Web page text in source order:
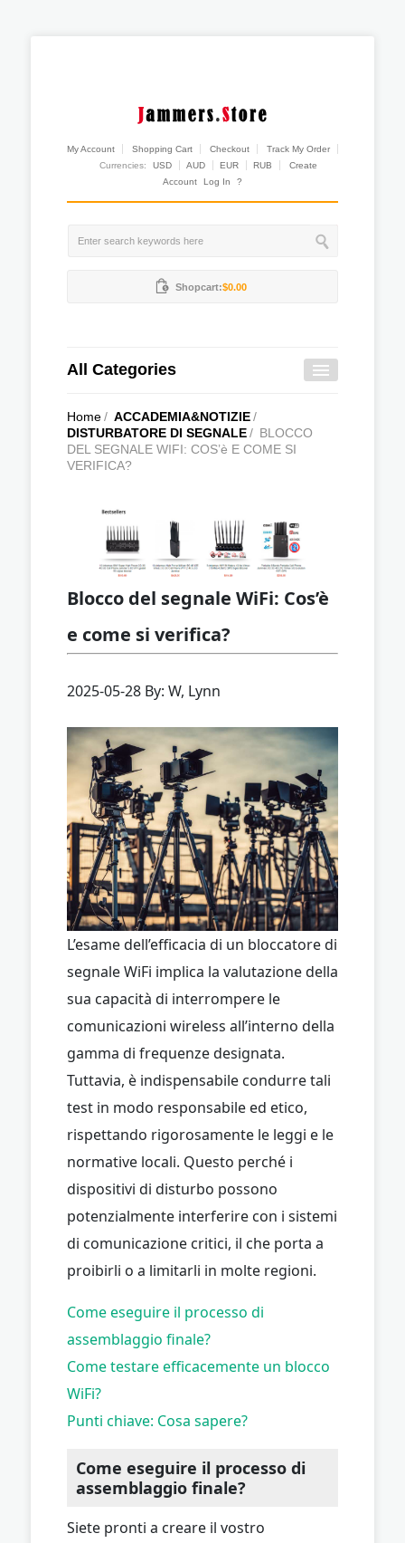
My Account Shopping Cart Checkout
Track My Order
Currencies:
USD AUD EUR RUB
Create
Account
Log In ?
Shopcart:$0.00
All Categories
Home/ ACCADEMIA&NOTIZIE/
DISTURBATORE DI SEGNALE/ BLOCCO
DEL SEGNALE WIFI: COS’è E COME SI
VERIFICA?
Blocco del segnale WiFi: Cos’è
e come si verifica?
2025-05-28 By: W, Lynn
L’esame dell’efficacia di un bloccatore di
segnale WiFi implica la valutazione della
sua capacità di interrompere le
comunicazioni wireless all’interno della
gamma di frequenze designata.
Tuttavia, è indispensabile condurre tali
test in modo responsabile ed etico,
rispettando rigorosamente le leggi e le
normative locali. Questo perché i
dispositivi di disturbo possono
potenzialmente interferire con i sistemi
di comunicazione critici, il che porta a
proibirli o a limitarli in molte regioni.
Come eseguire il processo di
assemblaggio finale?
Come testare efficacemente un blocco
WiFi?
Punti chiave: Cosa sapere?
Come eseguire il processo di
assemblaggio finale?
Siete pronti a creare il vostro